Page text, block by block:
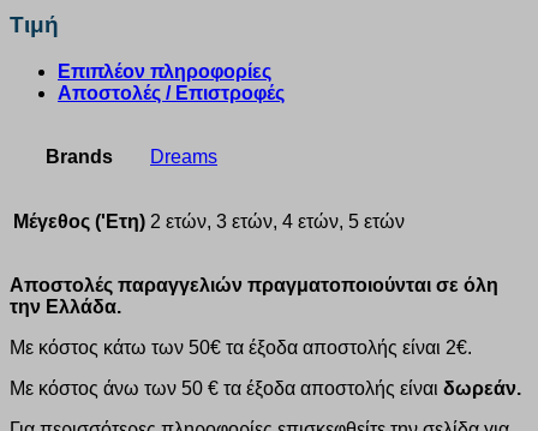
Τιμή
Επιπλέον πληροφορίες
Αποστολές / Επιστροφές
Brands Dreams
Μέγεθος ('Ετη) 2 ετών, 3 ετών, 4 ετών, 5 ετών
Αποστολές παραγγελιών πραγματοποιούνται σε όλη
την Ελλάδα.
Με κόστος κάτω των 50€ τα έξοδα αποστολής είναι 2€.
Με κόστος άνω των 50 € τα έξοδα αποστολής είναι δωρεάν.